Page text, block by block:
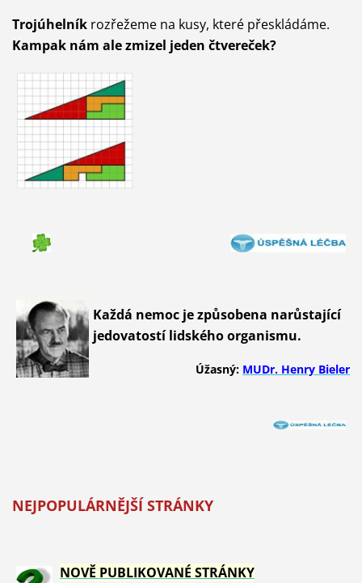
Trojúhelníkrozřežeme na kusy, které přeskládáme.
Kampak nám ale zmizel jeden čtvereček?
Každá nemoc je způsobena narůstající
jedovatostí lidského organismu.
Úžasný: MUDr. Henry Bieler
NEJPOPULÁRNĚJŠÍ STRÁNKY
NOVĚ PUBLIKOVANÉ STRÁNKY